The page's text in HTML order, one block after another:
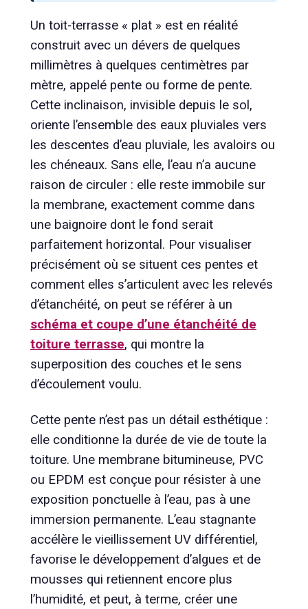
Un toit-terrasse « plat » est en réalité
construit avec un dévers de quelques
millimètres à quelques centimètres par
mètre, appelé pente ou forme de pente.
Cette inclinaison, invisible depuis le sol,
oriente l’ensemble des eaux pluviales vers
les descentes d’eau pluviale, les avaloirs ou
les chéneaux. Sans elle, l’eau n’a aucune
raison de circuler : elle reste immobile sur
la membrane, exactement comme dans
une baignoire dont le fond serait
parfaitement horizontal. Pour visualiser
précisément où se situent ces pentes et
comment elles s’articulent avec les relevés
d’étanchéité, on peut se référer à un
schéma et coupe d’une étanchéité de
toiture terrasse, qui montre la
superposition des couches et le sens
d’écoulement voulu.
Cette pente n’est pas un détail esthétique :
elle conditionne la durée de vie de toute la
toiture. Une membrane bitumineuse, PVC
ou EPDM est conçue pour résister à une
exposition ponctuelle à l’eau, pas à une
immersion permanente. L’eau stagnante
accélère le vieillissement UV différentiel,
favorise le développement d’algues et de
mousses qui retiennent encore plus
l’humidité, et peut, à terme, créer une